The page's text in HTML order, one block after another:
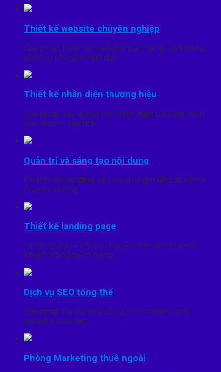
Thiết kế website chuyên nghiệp
Giải pháp thiết kế website bán hàng, giới thiệu
dịch vụ chuyên nghiệp
Thiết kế nhận diện thương hiệu
Giải pháp xây dựng bộ nhận diện thương hiệu
cho doanh nghiệp
Quản trị và sáng tạo nội dung
Phát triển và sáng tạo nội dung trên các kênh
truyền thông
Thiết kế landing page
Landing page tối ưu chuyển đổi và tìm kiếm
khách hàng tiềm năng
Dịch vụ SEO tổng thể
Giải pháp tối ưu hóa công cụ tìm kiếm cho
website của bạn
Phòng Marketing thuê ngoài